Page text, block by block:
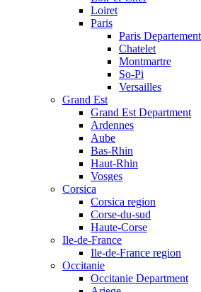
Loiret
Paris
Paris Departement
Chatelet
Montmartre
So-Pi
Versailles
Grand Est
Grand Est Department
Ardennes
Aube
Bas-Rhin
Haut-Rhin
Vosges
Corsica
Corsica region
Corse-du-sud
Haute-Corse
Ile-de-France
Ile-de-France region
Occitanie
Occitanie Department